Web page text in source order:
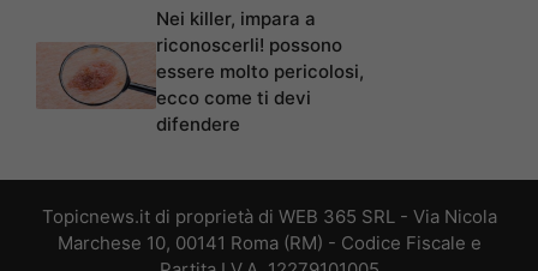
Nei killer, impara a
riconoscerli! possono
essere molto pericolosi,
ecco come ti devi
difendere
Topicnews.it di proprietà di WEB 365 SRL - Via Nicola
Marchese 10, 00141 Roma (RM) - Codice Fiscale e